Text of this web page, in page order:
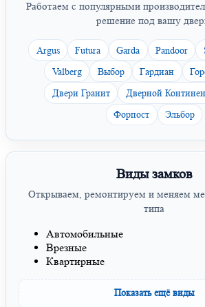
Работаем с популярными
решение под вашу
Argus Futura Garda Pandoor
Valberg
Выбор Гардиан
Двери Гранит
Дверной
Форпост
Эльбор
Виды замков
Открываем, ремонтируем и меняем
типа
Автомобильные
Врезные
Квартирные
Показать ещё виды